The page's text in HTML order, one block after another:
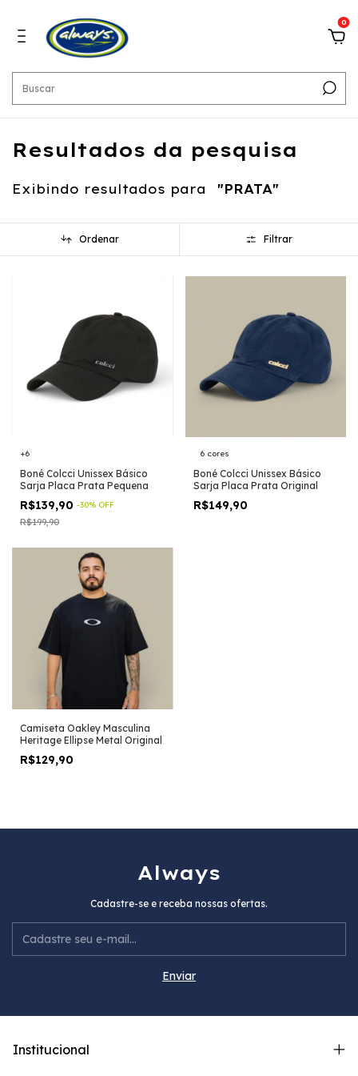
0
Resultados da pesquisa
Exibindo resultados para "PRATA"
Ordenar Filtrar
+6
Boné Colcci Unissex Básico
Sarja Placa Prata Pequena
R$139,90 -30% OFF
R$199,90
6 cores
Boné Colcci Unissex Básico
Sarja Placa Prata Original
R$149,90
Camiseta Oakley Masculina
Heritage Ellipse Metal Original
R$129,90
Always
Cadastre-se e receba nossas ofertas.
Institucional